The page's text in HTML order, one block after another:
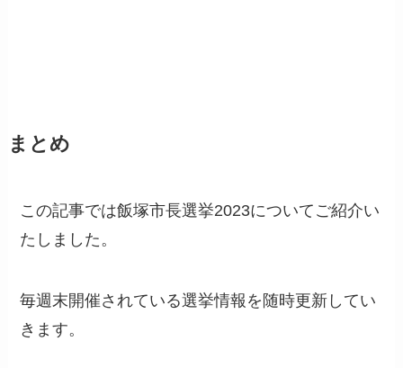
まとめ
この記事では飯塚市長選挙2023についてご紹介い
たしました。
毎週末開催されている選挙情報を随時更新してい
きます。